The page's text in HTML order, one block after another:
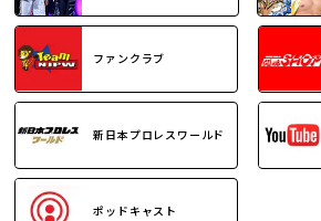
ファンクラブ
新日本プロレスワールド
ポッドキャスト